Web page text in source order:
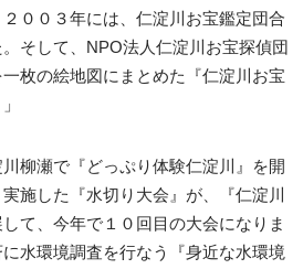
００３年には、仁淀川お宝鑑定団合
そして、NPO法人仁淀川お宝探偵団
枚の絵地図にまとめた『仁淀川お宝
川柳瀬で『どっぷり体験仁淀川』を開
施した『水切り大会』が、『仁淀川
て、今年で１０回目の大会になりま
水環境調査を行なう『身近な水環境